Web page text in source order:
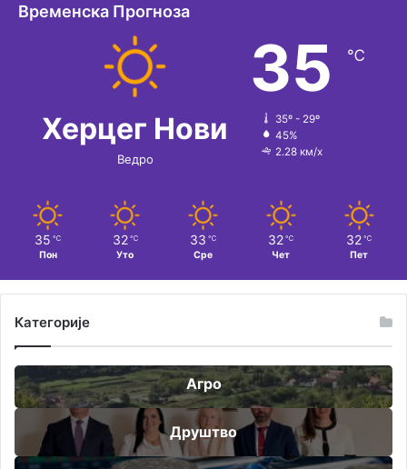
Временска Прогноза
Херцег Нови
Ведро
35 ℃
35º - 29º
45%
2.28 км/х
35 ℃
Пон
32 ℃
Уто
33 ℃
Сре
32 ℃
Чет
32 ℃
Пет
Категорије
Агро
Друштво